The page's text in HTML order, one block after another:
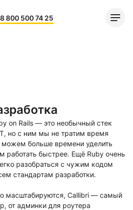
8 800 500 74 25
on Rails — это необычный стек
но с ним мы не тратим время
можем больше времени уделить
работать быстрее. Ещё Ruby очень
разобраться с чужим кодом
стандартам разработки.
масштабируются, Callibri — самый
от админки для роутера